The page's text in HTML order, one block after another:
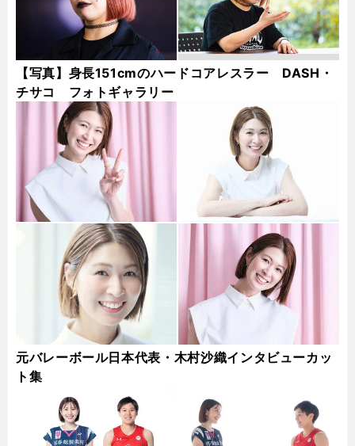
【写真】身長151cmのハードコアレスラー DASH・
チサコ フォトギャラリー
元バレーボール日本代表・木村沙織インタビューカッ
ト集